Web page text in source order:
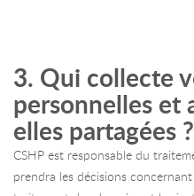
3. Qui collecte
personnelles et
elles partagées ?
CSHP est responsable du
prendra les décisions